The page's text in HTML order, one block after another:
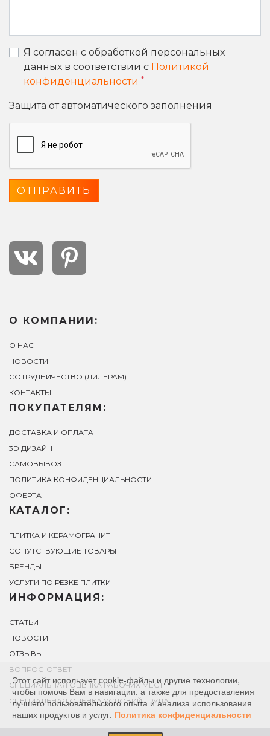
Я согласен с обработкой персональных
данных в соответствии с Политикой
конфиденциальности *
Защита от автоматического заполнения
О КОМПАНИИ:
О НАС
НОВОСТИ
СОТРУДНИЧЕСТВО (ДИЛЕРАМ)
КОНТАКТЫ
ПОКУПАТЕЛЯМ:
ДОСТАВКА И ОПЛАТА
3D ДИЗАЙН
САМОВЫВОЗ
ПОЛИТИКА КОНФИДЕНЦИАЛЬНОСТИ
ОФЕРТА
КАТАЛОГ:
ПЛИТКА И КЕРАМОГРАНИТ
СОПУТСТВУЮЩИЕ ТОВАРЫ
БРЕНДЫ
УСЛУГИ ПО РЕЗКЕ ПЛИТКИ
ИНФОРМАЦИЯ:
СТАТЬИ
НОВОСТИ
ОТЗЫВЫ
ВОПРОС-ОТВЕТ
СПЕЦИАЛЬНАЯ ОЦЕНКА РАБОЧИХ МЕСТ
СПЕЦИАЛЬНАЯ ОЦЕНКА УСЛОВИЙ ТРУДА
Этот сайт использует cookie-файлы и другие технологии,
чтобы помочь Вам в навигации, а также для предоставления
лучшего пользовательского опыта и анализа использования
наших продуктов и услуг. Политика конфиденциальности